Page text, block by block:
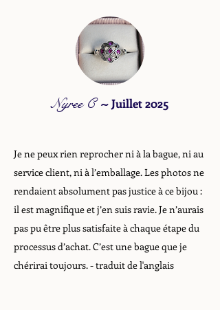
Nyree C ~Juillet 2025
Je ne peux rien reprocher ni à la bague, ni au
service client, ni à l’emballage. Les photos ne
rendaient absolument pas justice à ce bijou :
il est magnifique et j’en suis ravie. Je n’aurais
pas pu être plus satisfaite à chaque étape du
processus d’achat. C’est une bague que je
chérirai toujours.- traduit de l'anglais